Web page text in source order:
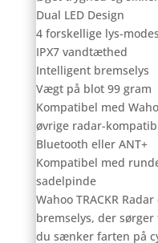
Dual LED Design
4 forskellige lys-modes
IPX7 vandtæthed
Intelligent bremselys
Vægt på blot 99 gram
Kompatibel med
øvrige radar-
Bluetooth eller ANT+
Kompatibel med
sadelpinde
Wahoo TRACKR
bremselys, der
du sænker farten på